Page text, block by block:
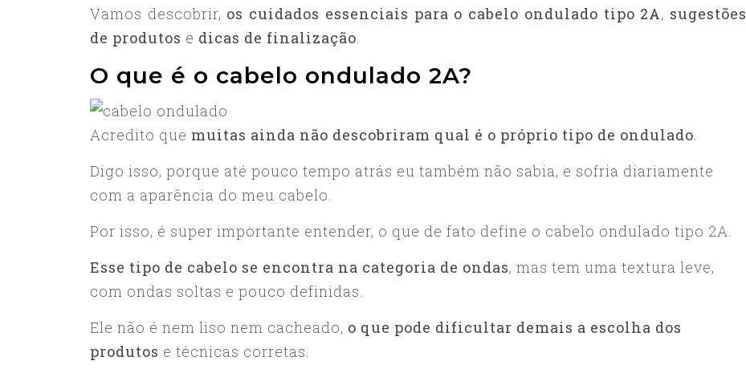
Vamos descobrir, os cuidados essenciais para o cabelo ondulado tipo 2A, sugestões
de produtos e dicas de finalização
O que é o cabelo ondulado 2A?
Acredito que muitas ainda não descobriram qual é o próprio tipo de ondulado
Digo isso, porque até pouco tempo atrás eu também não sabia, e sofria diariamente
com a aparência do meu cabelo.
Por isso, é super importante entender, o que de fato define o cabelo ondulado tipo 2A.
Esse tipo de cabelo se encontra na categoria de ondas, mas tem uma textura leve,
com ondas soltas e pouco definidas.
Ele não é nem liso nem cacheado, o que pode dificultar demais a escolha dos
produtos e técnicas corretas.